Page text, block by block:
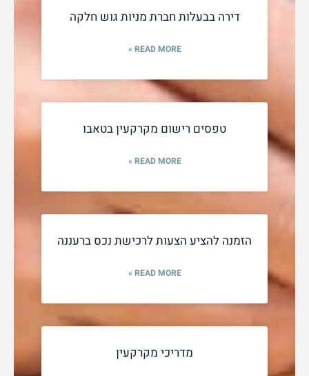
דירה בבעלות חברת מניות גוש חלקה
READ MORE »
טפסים רישום מקרקעין בטאבו
READ MORE »
הזמנה להציע הצעות לרכישת נכס ברעננה
READ MORE »
מדריכי מקרקעין